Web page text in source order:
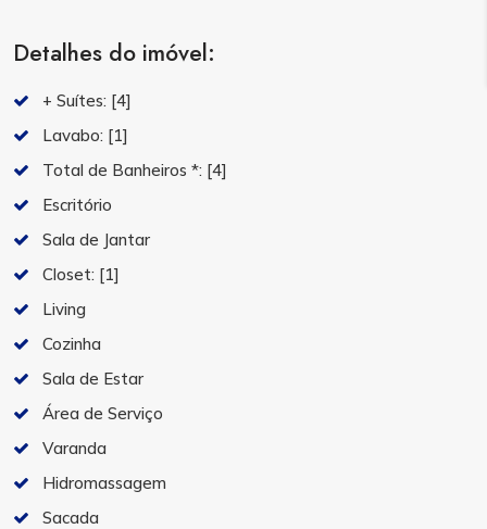
Detalhes do imóvel:
+ Suítes: [4]
Lavabo: [1]
Total de Banheiros *: [4]
Escritório
Sala de Jantar
Closet: [1]
Living
Cozinha
Sala de Estar
Área de Serviço
Varanda
Hidromassagem
Sacada